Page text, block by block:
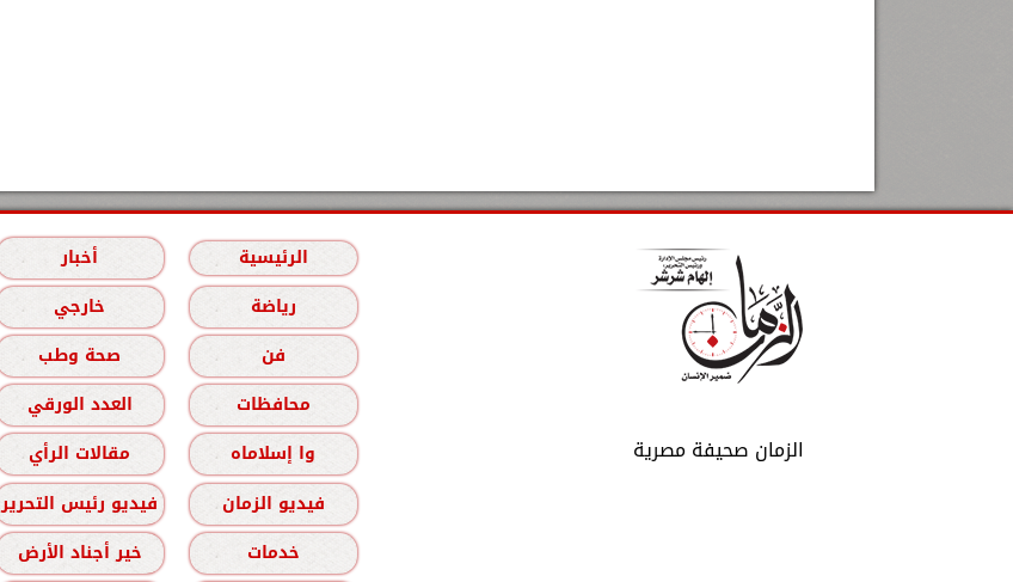
الزمان صحيفة مصرية
الرئيسية أخبار
رياضة
خارجي
فن
صحة وطب
محافظات
العدد الورقي
وا إسلاماه
مقالات الرأي
فيديو الزمان
فيديو رئيس التحرير
خدمات
خير أجناد الأرض